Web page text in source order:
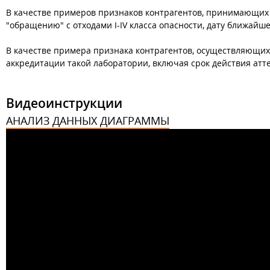
В качестве примеров признаков контрагентов,
"обращению" с отходами I-IV класса опасности, дату
В качестве примера признака контрагентов,
аккредитации такой лаборатории, включая срок действия
Видеоинструкции
АНАЛИЗ ДАННЫХ ДИАГРАММЫ